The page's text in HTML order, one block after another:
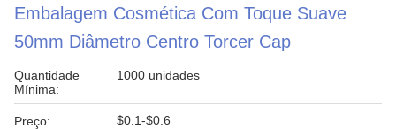
Embalagem Cosmética Com Toque Suave
50mm Diâmetro Centro Torcer Cap
Quantidade
Mínima:
1000 unidades
Preço: $0.1-$0.6